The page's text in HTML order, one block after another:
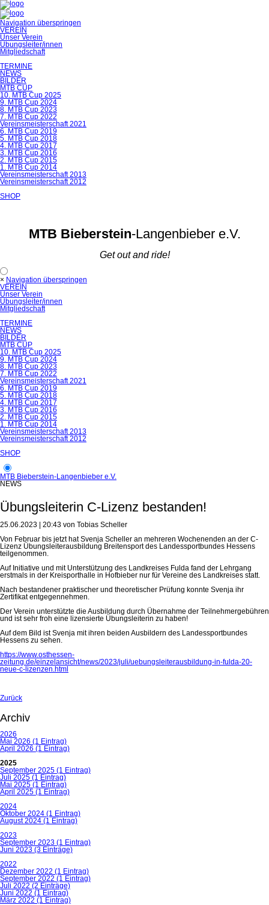
Navigation überspringen
VEREIN
Unser Verein
Übungsleiter/innen
Mitgliedschaft
TERMINE
NEWS
BILDER
MTB CUP
10. MTB Cup 2025
9. MTB Cup 2024
8. MTB Cup 2023
7. MTB Cup 2022
Vereinsmeisterschaft 2021
6. MTB Cup 2019
5. MTB Cup 2018
4. MTB Cup 2017
3. MTB Cup 2016
2. MTB Cup 2015
1. MTB Cup 2014
Vereinsmeisterschaft 2013
Vereinsmeisterschaft 2012
SHOP
MTB Bieberstein-Langenbieber e.V.
Get out and ride!
× Navigation überspringen
VEREIN
Unser Verein
Übungsleiter/innen
Mitgliedschaft
TERMINE
NEWS
BILDER
MTB CUP
10. MTB Cup 2025
9. MTB Cup 2024
8. MTB Cup 2023
7. MTB Cup 2022
Vereinsmeisterschaft 2021
6. MTB Cup 2019
5. MTB Cup 2018
4. MTB Cup 2017
3. MTB Cup 2016
2. MTB Cup 2015
1. MTB Cup 2014
Vereinsmeisterschaft 2013
Vereinsmeisterschaft 2012
SHOP
MTB Bieberstein-Langenbieber e.V.
NEWS
Übungsleiterin C-Lizenz bestanden!
25.06.2023 | 20:43 von Tobias Scheller
Von Februar bis jetzt hat Svenja Scheller an mehreren Wochenenden an der C-
Lizenz Übungsleiterausbildung Breitensport des Landessportbundes Hessens
teilgenommen.
Auf Initiative und mit Unterstützung des Landkreises Fulda fand der Lehrgang
erstmals in der Kreisporthalle in Hofbieber nur für Vereine des Landkreises statt.
Nach bestandener praktischer und theoretischer Prüfung konnte Svenja ihr
Zertifikat entgegennehmen.
Der Verein unterstützte die Ausbildung durch Übernahme der Teilnehmergebühren
und ist sehr froh eine lizensierte Übungsleiterin zu haben!
Auf dem Bild ist Svenja mit ihren beiden Ausbildern des Landessportbundes
Hessens zu sehen.
https://www.osthessen-
zeitung.de/einzelansicht/news/2023/juli/uebungsleiterausbildung-in-fulda-20-
neue-c-lizenzen.html
Zurück
Archiv
2026
Mai 2026 (1 Eintrag)
April 2026 (1 Eintrag)
2025
September 2025 (1 Eintrag)
Juli 2025 (1 Eintrag)
Mai 2025 (1 Eintrag)
April 2025 (1 Eintrag)
2024
Oktober 2024 (1 Eintrag)
August 2024 (1 Eintrag)
2023
September 2023 (1 Eintrag)
Juni 2023 (3 Einträge)
2022
Dezember 2022 (1 Eintrag)
September 2022 (1 Eintrag)
Juli 2022 (2 Einträge)
Juni 2022 (1 Eintrag)
März 2022 (1 Eintrag)